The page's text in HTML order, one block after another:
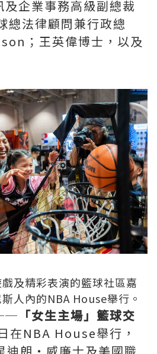
企業事務高級副總裁
總法律顧問兼行政總
；王英偉博士，以及
及精彩表演的籃球社區嘉
人內的NBA House舉行。
「女生主場」籃球交
在NBA House舉行，